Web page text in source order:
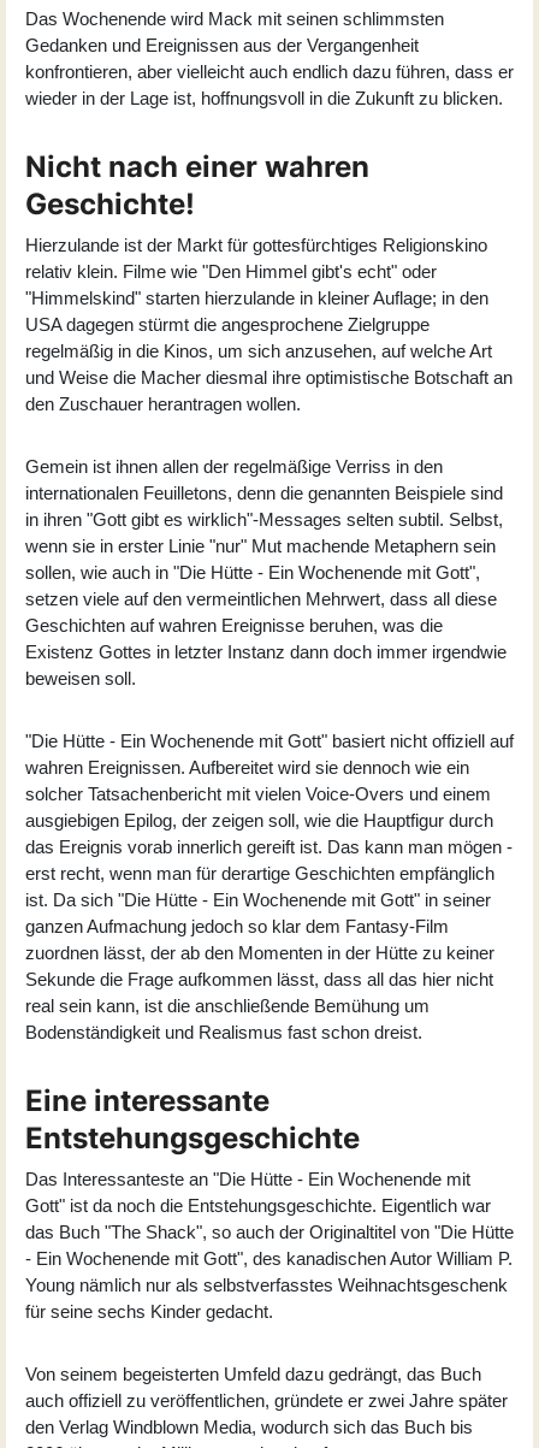
Das Wochenende wird Mack mit seinen schlimmsten
Gedanken und Ereignissen aus der Vergangenheit
konfrontieren, aber vielleicht auch endlich dazu führen, dass er
wieder in der Lage ist, hoffnungsvoll in die Zukunft zu blicken.
Nicht nach einer wahren
Geschichte!
Hierzulande ist der Markt für gottesfürchtiges Religionskino
relativ klein. Filme wie "Den Himmel gibt's echt" oder
"Himmelskind" starten hierzulande in kleiner Auflage; in den
USA dagegen stürmt die angesprochene Zielgruppe
regelmäßig in die Kinos, um sich anzusehen, auf welche Art
und Weise die Macher diesmal ihre optimistische Botschaft an
den Zuschauer herantragen wollen.
Gemein ist ihnen allen der regelmäßige Verriss in den
internationalen Feuilletons, denn die genannten Beispiele sind
in ihren "Gott gibt es wirklich"-Messages selten subtil. Selbst,
wenn sie in erster Linie "nur" Mut machende Metaphern sein
sollen, wie auch in "Die Hütte - Ein Wochenende mit Gott",
setzen viele auf den vermeintlichen Mehrwert, dass all diese
Geschichten auf wahren Ereignisse beruhen, was die
Existenz Gottes in letzter Instanz dann doch immer irgendwie
beweisen soll.
"Die Hütte - Ein Wochenende mit Gott" basiert nicht offiziell auf
wahren Ereignissen. Aufbereitet wird sie dennoch wie ein
solcher Tatsachenbericht mit vielen Voice-Overs und einem
ausgiebigen Epilog, der zeigen soll, wie die Hauptfigur durch
das Ereignis vorab innerlich gereift ist. Das kann man mögen -
erst recht, wenn man für derartige Geschichten empfänglich
ist. Da sich "Die Hütte - Ein Wochenende mit Gott" in seiner
ganzen Aufmachung jedoch so klar dem Fantasy-Film
zuordnen lässt, der ab den Momenten in der Hütte zu keiner
Sekunde die Frage aufkommen lässt, dass all das hier nicht
real sein kann, ist die anschließende Bemühung um
Bodenständigkeit und Realismus fast schon dreist.
Eine interessante
Entstehungsgeschichte
Das Interessanteste an "Die Hütte - Ein Wochenende mit
Gott" ist da noch die Entstehungsgeschichte. Eigentlich war
das Buch "The Shack", so auch der Originaltitel von "Die Hütte
- Ein Wochenende mit Gott", des kanadischen Autor William P.
Young nämlich nur als selbstverfasstes Weihnachtsgeschenk
für seine sechs Kinder gedacht.
Von seinem begeisterten Umfeld dazu gedrängt, das Buch
auch offiziell zu veröffentlichen, gründete er zwei Jahre später
den Verlag Windblown Media, wodurch sich das Buch bis